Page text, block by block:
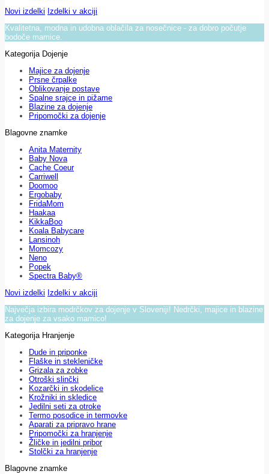
Novi izdelki Izdelki v akciji
Kvalitetna, modna in udobna oblačila za nosečnice - za dobro počutje
bodoče mamice.
Kategorija Dojenje
Majice za dojenje
Prsne črpalke
Oblikovanje postave
Spalne srajce in pižame
Blazine za dojenje
Pripomočki za dojenje
Blagovne znamke
Anita Maternity
Baby Nova
Cache Coeur
Carriwell
Doomoo
Ergobaby
FridaMom
Haakaa
KikkaBoo
Koala Babycare
Lansinoh
Momcozy
Neno
Popek
Spectra Baby®
Novi izdelki Izdelki v akciji
Največja izbira modrčkov za dojenje v Sloveniji! Nedrčki, majice in blazine
za dojenje za vsako mamico!
Kategorija Hranjenje
Dude in priponke
Flaške in stekleničke
Grizala za zobke
Otroški slinčki
Kozarčki in skodelice
Krožniki in skledice
Jedilni seti za otroke
Termo posodice in termovke
Aparati za pripravo hrane
Pripomočki za hranjenje
Žličke in jedilni pribor
Stolčki za hranjenje
Blagovne znamke